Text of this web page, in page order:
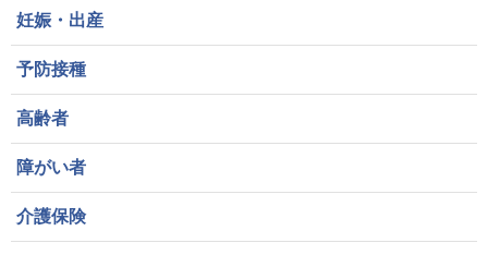
妊娠・出産
予防接種
高齢者
障がい者
介護保険